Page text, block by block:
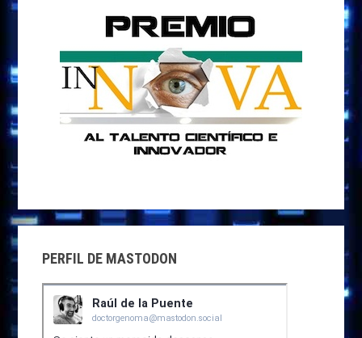
PERFIL DE MASTODON